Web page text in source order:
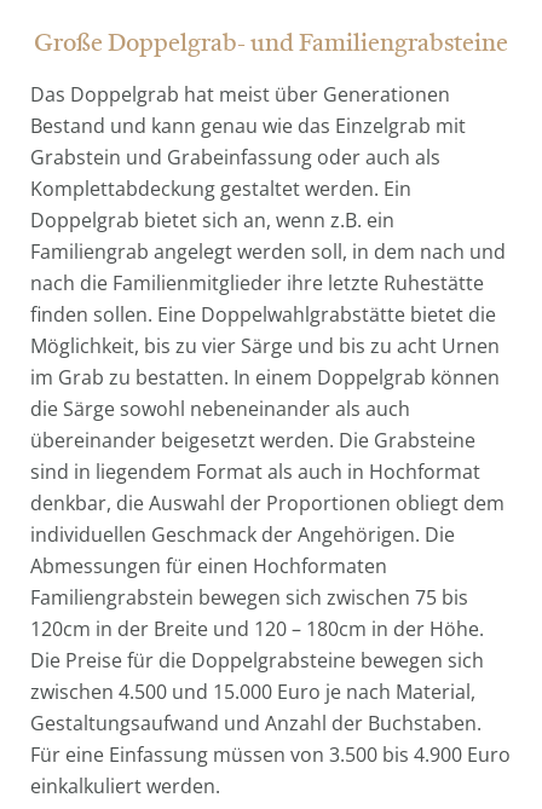
Große Doppelgrab- und Familiengrabsteine
Das Doppelgrab hat meist über Generationen
Bestand und kann genau wie das Einzelgrab mit
Grabstein und Grabeinfassung oder auch als
Komplettabdeckung gestaltet werden. Ein
Doppelgrab bietet sich an, wenn z.B. ein
Familiengrab angelegt werden soll, in dem nach und
nach die Familienmitglieder ihre letzte Ruhestätte
finden sollen. Eine Doppelwahlgrabstätte bietet die
Möglichkeit, bis zu vier Särge und bis zu acht Urnen
im Grab zu bestatten. In einem Doppelgrab können
die Särge sowohl nebeneinander als auch
übereinander beigesetzt werden. Die Grabsteine
sind in liegendem Format als auch in Hochformat
denkbar, die Auswahl der Proportionen obliegt dem
individuellen Geschmack der Angehörigen. Die
Abmessungen für einen Hochformaten
Familiengrabstein bewegen sich zwischen 75 bis
120cm in der Breite und 120 – 180cm in der Höhe.
Die Preise für die Doppelgrabsteine bewegen sich
zwischen 4.500 und 15.000 Euro je nach Material,
Gestaltungsaufwand und Anzahl der Buchstaben.
Für eine Einfassung müssen von 3.500 bis 4.900 Euro
einkalkuliert werden.